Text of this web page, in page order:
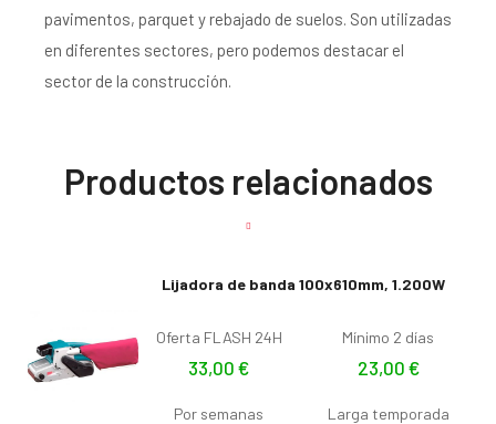
pavimentos, parquet y rebajado de suelos. Son utilizadas
en diferentes sectores, pero podemos destacar el
sector de la construcción.
Productos relacionados
Lijadora de banda 100x610mm, 1.200W
Oferta FLASH 24H
33,00 €
Mínimo 2 días
23,00 €
Por semanas Larga temporada